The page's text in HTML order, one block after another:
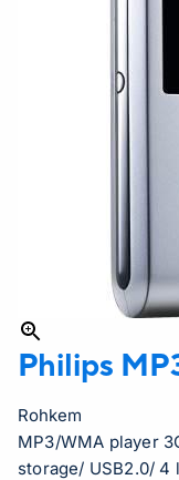
Philips
Rohkem
MP3/WMA player
storage/ USB2.0/ 4